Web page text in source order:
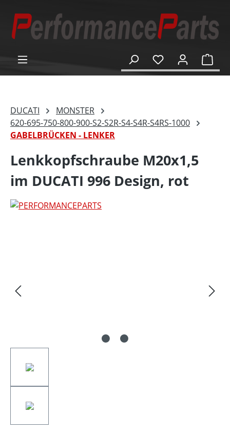
springen
DUCATI
MONSTER
620-695-750-800-900-S2-S2R-S4-S4R-S4RS-1000
GABELBRÜCKEN - LENKER
Lenkkopfschraube M20x1,5
im DUCATI 996 Design, rot